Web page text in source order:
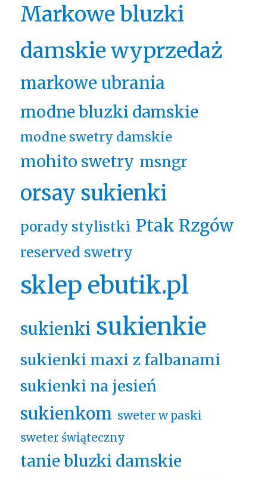
Markowe bluzki
damskie wyprzedaż
markowe ubrania
modne bluzki damskie
modne swetry damskie
mohito swetry msngr
orsay sukienki
porady stylistki Ptak Rzgów
reserved swetry
sklep ebutik.pl
sukienki sukienkie
sukienki maxi z falbanami
sukienki na jesień
sukienkom sweter w paski
sweter świąteczny
tanie bluzki damskie